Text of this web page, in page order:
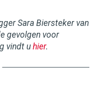
Sara Biersteker van
gevolgen voor
vindt u hier.